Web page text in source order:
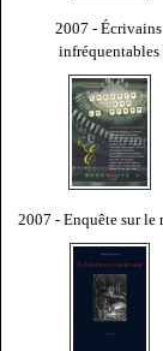
2007 - Écrivains
infréquentables
2007 - Enquête sur le